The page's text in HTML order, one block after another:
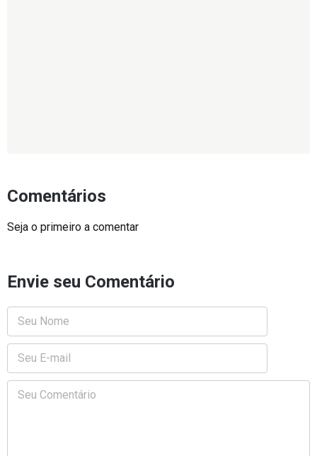
Comentários
Seja o primeiro a comentar
Envie seu Comentário